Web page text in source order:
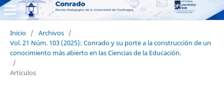
Inicio / Archivos /
Vol. 21 Núm. 103 (2025): Conrado y su porte a la construcción de un
conocimiento más abierto en las Ciencias de la Educación.
/
Artículos